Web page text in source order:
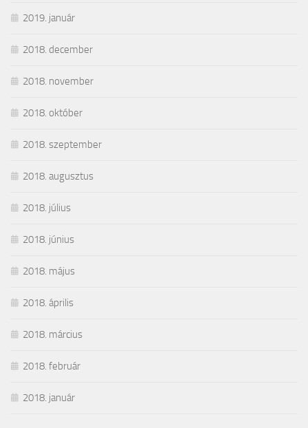
2019. január
2018. december
2018. november
2018. október
2018. szeptember
2018. augusztus
2018. július
2018. június
2018. május
2018. április
2018. március
2018. február
2018. január